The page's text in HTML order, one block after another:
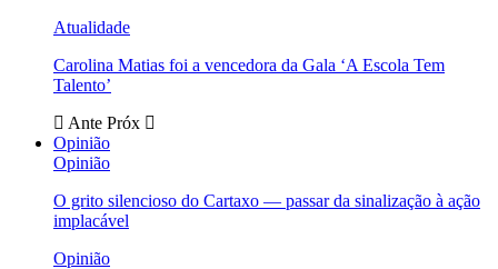
Atualidade
Carolina Matias foi a vencedora da Gala ‘A Escola Tem
Talento’
Ante Próx
Opinião
Opinião
O grito silencioso do Cartaxo — passar da sinalização à ação
implacável
Opinião